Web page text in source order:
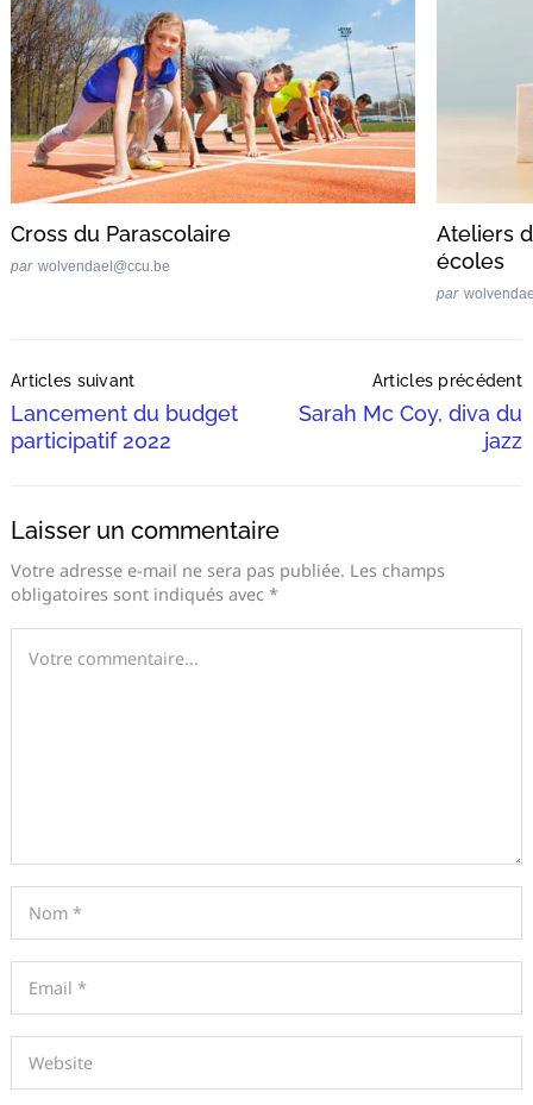
Cross du Parascolaire
par wolvendael@ccu.be
Ateliers
écoles
par
Navigation
Articles suivant
Lancement du budget
participatif 2022
Articles précédent
Sarah Mc Coy, diva du
jazz
Laisser un commentaire
Votre adresse e-mail ne sera pas publiée. Les champs
obligatoires sont indiqués avec *